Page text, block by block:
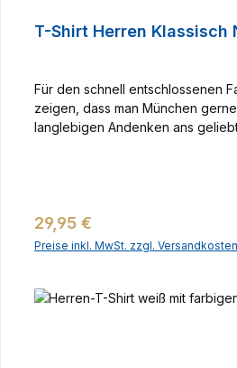
T-Shirt Herren Klassisch
Für den schnell entschlossenen
zeigen, dass man München
langlebigen Andenken ans
Regulärer Preis:
29,95 €
Preise inkl. MwSt. zzgl. Versandkosten